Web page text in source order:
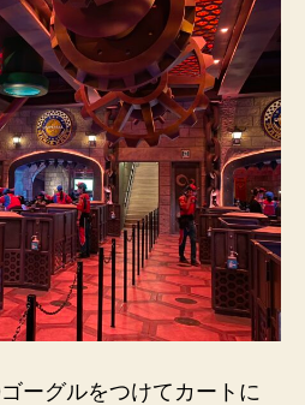
ーグルをつけてカートに